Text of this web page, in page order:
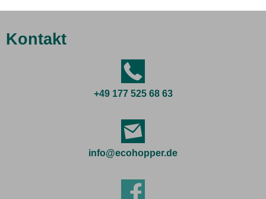
Kontakt
+49 177 525 68 63
info@ecohopper.de